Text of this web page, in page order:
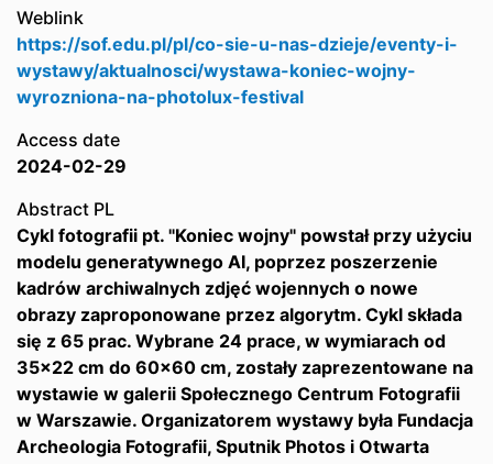
Weblink
https://sof.edu.pl/pl/co-sie-u-nas-dzieje/eventy-i-
wystawy/aktualnosci/wystawa-koniec-wojny-
wyrozniona-na-photolux-festival
Access date
2024-02-29
Abstract PL
Cykl fotografii pt. "Koniec wojny" powstał przy użyciu
modelu generatywnego AI, poprzez poszerzenie
kadrów archiwalnych zdjęć wojennych o nowe
obrazy zaproponowane przez algorytm. Cykl składa
się z 65 prac. Wybrane 24 prace, w wymiarach od
35x22 cm do 60x60 cm, zostały zaprezentowane na
wystawie w galerii Społecznego Centrum Fotografii
w Warszawie. Organizatorem wystawy była Fundacja
Archeologia Fotografii, Sputnik Photos i Otwarta